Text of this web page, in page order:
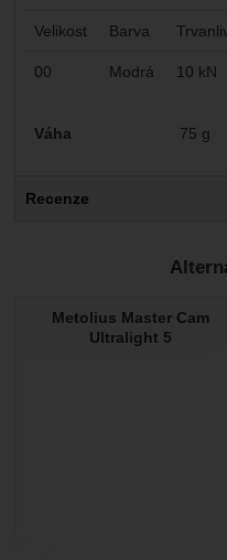
Velikost Barva
00 Modrá 10 kN
Parametry
Váha 75 g
Recenze
Nebyla
Metolius Master Cam
Ultralight 5